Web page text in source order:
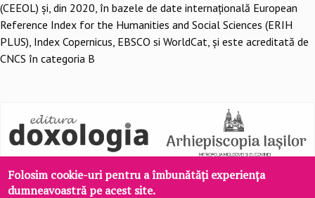
(CEEOL) și, din 2020, în bazele de date internațională European
Reference Index for the Humanities and Social Sciences (ERIH
PLUS), Index Copernicus, EBSCO si WorldCat, și este acreditată de
CNCS în categoria B
Folosim cookie-uri pentru a îmbunătăți experiența
dumneavoastră pe acest site.